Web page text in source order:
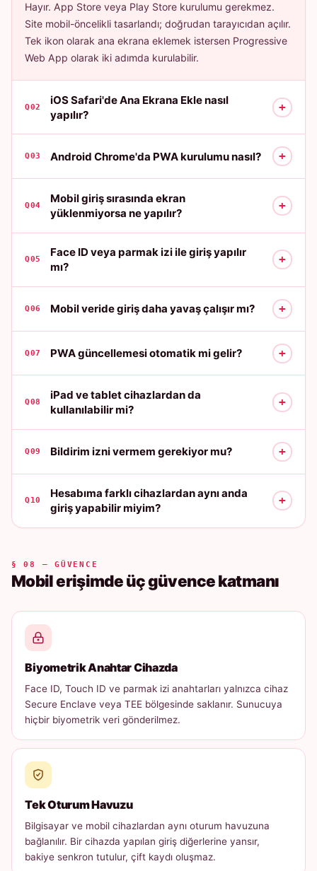
Hayır. App Store veya Play Store kurulumu gerekmez.
Site mobil-öncelikli tasarlandı; doğrudan tarayıcıdan açılır.
Tek ikon olarak ana ekrana eklemek istersen Progressive
Web App olarak iki adımda kurulabilir.
Q02
iOS Safari'de Ana Ekrana Ekle nasıl
yapılır?
+
Q03 Android Chrome'da PWA kurulumu nasıl? +
Q04
Mobil giriş sırasında ekran
yüklenmiyorsa ne yapılır?
+
Q05
Face ID veya parmak izi ile giriş yapılır
mı?
+
Q06 Mobil veride giriş daha yavaş çalışır mı? +
Q07 PWA güncellemesi otomatik mi gelir? +
Q08
iPad ve tablet cihazlardan da
kullanılabilir mi?
+
Q09 Bildirim izni vermem gerekiyor mu? +
Q10
Hesabıma farklı cihazlardan aynı anda
giriş yapabilir miyim?
+
§ 08 — GÜVENCE
Mobil erişimde üç güvence katmanı
Biyometrik Anahtar Cihazda
Face ID, Touch ID ve parmak izi anahtarları yalnızca cihaz
Secure Enclave veya TEE bölgesinde saklanır. Sunucuya
hiçbir biyometrik veri gönderilmez.
Tek Oturum Havuzu
Bilgisayar ve mobil cihazlardan aynı oturum havuzuna
bağlanılır. Bir cihazda yapılan giriş diğerlerine yansır,
bakiye senkron tutulur, çift kaydı oluşmaz.